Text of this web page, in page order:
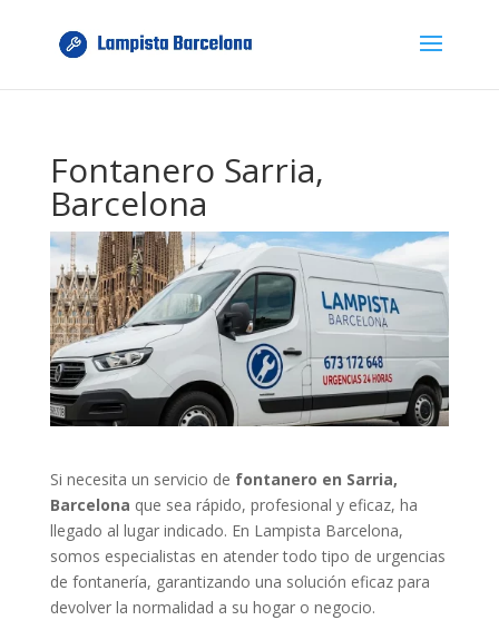
Fontanero Sarria,
Barcelona
Si necesita un servicio de fontanero en Sarria,
Barcelona que sea rápido, profesional y eficaz, ha
llegado al lugar indicado. En Lampista Barcelona,
somos especialistas en atender todo tipo de urgencias
de fontanería, garantizando una solución eficaz para
devolver la normalidad a su hogar o negocio.